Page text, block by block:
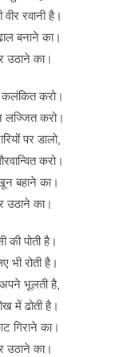
रवानी है।
बनाने का।
उठाने का।
कलंकित करो।
लज्जित करो।
पर डालो,
करो।
बहाने का।
उठाने का।
की पोती है।
भी रोती है।
अपने भूलती है,
में ढोती है।
गिराने का।
उठाने का।